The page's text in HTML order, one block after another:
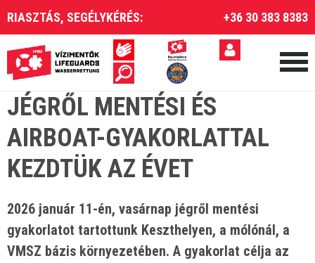
RIASZTÁS, SEGÉLYKÉRÉS: +36 30 383 8383
JÉGRŐL MENTÉSI ÉS
AIRBOAT-GYAKORLATTAL
KEZDTÜK AZ ÉVET
2026 január 11-én, vasárnap jégről mentési
gyakorlatot tartottunk Keszthelyen, a mólónál, a
VMSZ bázis környezetében. A gyakorlat célja az